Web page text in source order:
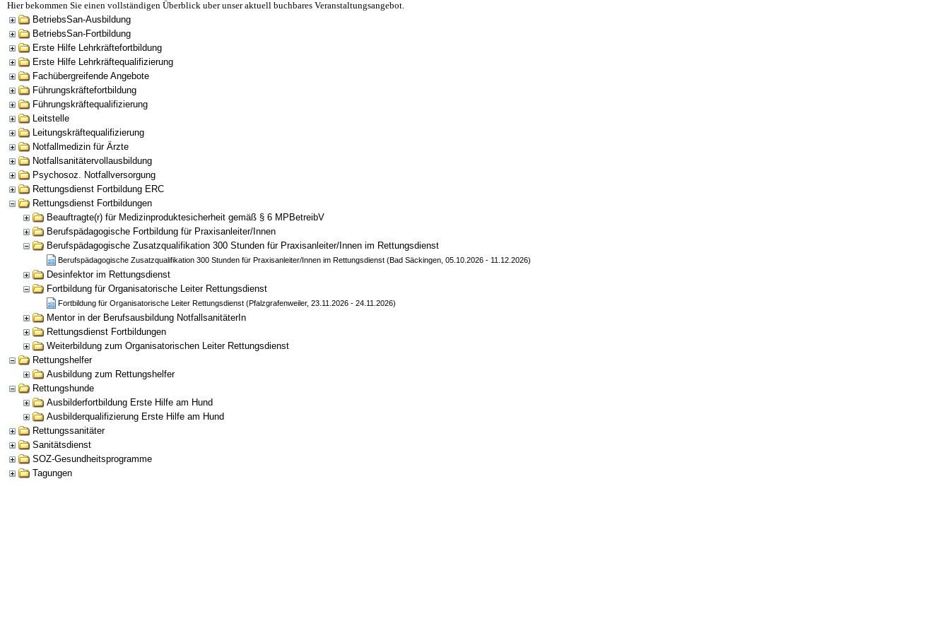
Hier bekommen Sie einen vollständigen Überblick uber unser aktuell buchbares Veranstaltungsangebot.
BetriebsSan-Ausbildung
BetriebsSan-Fortbildung
Erste Hilfe Lehrkräftefortbildung
Erste Hilfe Lehrkräftequalifizierung
Fachübergreifende Angebote
Führungskräftefortbildung
Führungskräftequalifizierung
Leitstelle
Leitungskräftequalifizierung
Notfallmedizin für Ärzte
Notfallsanitätervollausbildung
Psychosoz. Notfallversorgung
Rettungsdienst Fortbildung ERC
Rettungsdienst Fortbildungen
Beauftragte(r) für Medizinproduktesicherheit gemäß § 6 MPBetreibV
Berufspädagogische Fortbildung für Praxisanleiter/Innen
Berufspädagogische Zusatzqualifikation 300 Stunden für Praxisanleiter/Innen im Rettungsdienst
Berufspädagogische Zusatzqualifikation 300 Stunden für Praxisanleiter/Innen im Rettungsdienst (Bad Säckingen, 05.10.2026 - 11.12.2026)
Desinfektor im Rettungsdienst
Fortbildung für Organisatorische Leiter Rettungsdienst
Fortbildung für Organisatorische Leiter Rettungsdienst (Pfalzgrafenweiler, 23.11.2026 - 24.11.2026)
Mentor in der Berufsausbildung NotfallsanitäterIn
Rettungsdienst Fortbildungen
Weiterbildung zum Organisatorischen Leiter Rettungsdienst
Rettungshelfer
Ausbildung zum Rettungshelfer
Rettungshunde
Ausbilderfortbildung Erste Hilfe am Hund
Ausbilderqualifizierung Erste Hilfe am Hund
Rettungssanitäter
Sanitätsdienst
SOZ-Gesundheitsprogramme
Tagungen